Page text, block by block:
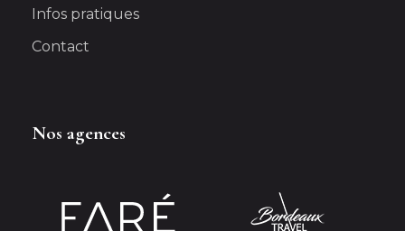
Infos pratiques
Contact
Nos agences